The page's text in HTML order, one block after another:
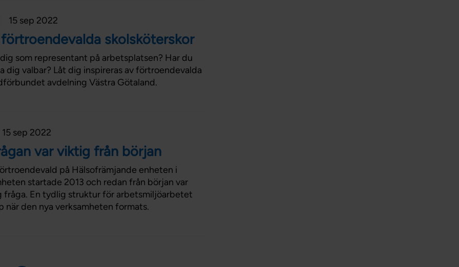
15 sep 2022
skolsköterskor
som representant på arbetsplatsen? Har du
dig valbar? Låt dig inspireras av förtroendevalda
avdelning Västra Götaland.
15 sep 2022
var viktig från början
på Hälsofrämjande enheten i
startade 2013 och redan från början var
fråga. En tydlig struktur för arbetsmiljöarbetet
när den nya verksamheten formats.